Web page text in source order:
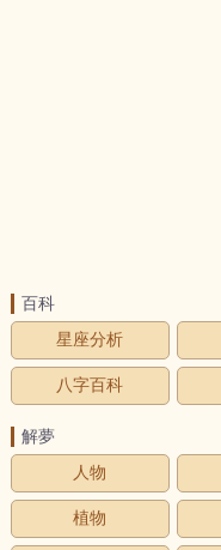
百科
星座分析
八字百科
解夢
人物
植物